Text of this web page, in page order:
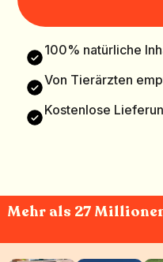
100% natürliche
Von Tierärzten
Kostenlose
Mehr als 27